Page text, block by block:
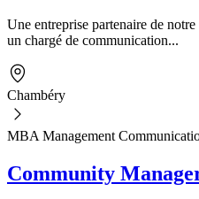
Une entreprise partenaire de
un chargé de communication...
Chambéry
MBA Management
Community